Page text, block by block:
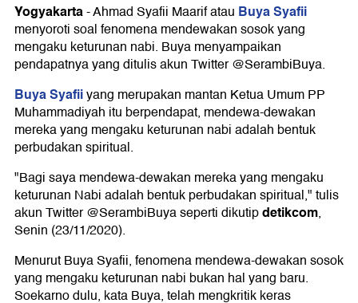
Yogyakarta-Ahmad Syafii Maarif atau Buya Syafii
menyoroti soal fenomena mendewakan sosok yang
mengaku keturunan nabi. Buya menyampaikan
pendapatnya yang ditulis akun Twitter @SerambiBuya.
Buya Syafiiyang merupakan mantan Ketua Umum PP
Muhammadiyah itu berpendapat, mendewa-dewakan
mereka yang mengaku keturunan nabi adalah bentuk
perbudakan spiritual.
"Bagi saya mendewa-dewakan mereka yang mengaku
keturunan Nabi adalah bentuk perbudakan spiritual," tulis
akun Twitter @SerambiBuya seperti dikutipdetikcom,
Senin (23/11/2020).
Menurut Buya Syafii, fenomena mendewa-dewakan sosok
yang mengaku keturunan nabi bukan hal yang baru.
Soekarno dulu, kata Buya, telah mengkritik keras